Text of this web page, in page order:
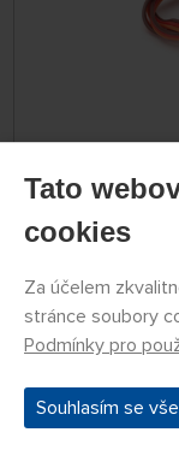
EFLR7155
599 Kč
E-flite servo
Tato
cookies
Za účelem
stránce soubory
Podmínky pro
Souhlasím se